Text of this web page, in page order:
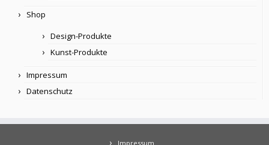
Shop
Design-Produkte
Kunst-Produkte
Impressum
Datenschutz
Impressum